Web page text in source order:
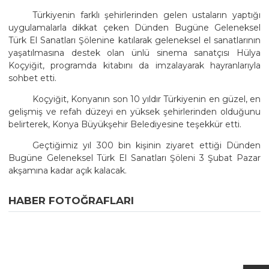
Türkiyenin farklı şehirlerinden gelen ustaların yaptığı
uygulamalarla dikkat çeken Dünden Bugüne Geleneksel
Türk El Sanatları Şölenine katılarak geleneksel el sanatlarının
yaşatılmasına destek olan ünlü sinema sanatçısı Hülya
Koçyiğit, programda kitabını da imzalayarak hayranlarıyla
sohbet etti.
Koçyiğit, Konyanın son 10 yıldır Türkiyenin en güzel, en
gelişmiş ve refah düzeyi en yüksek şehirlerinden olduğunu
belirterek, Konya Büyükşehir Belediyesine teşekkür etti.
Geçtiğimiz yıl 300 bin kişinin ziyaret ettiği Dünden
Bugüne Geleneksel Türk El Sanatları Şöleni 3 Şubat Pazar
akşamına kadar açık kalacak.
HABER FOTOĞRAFLARI